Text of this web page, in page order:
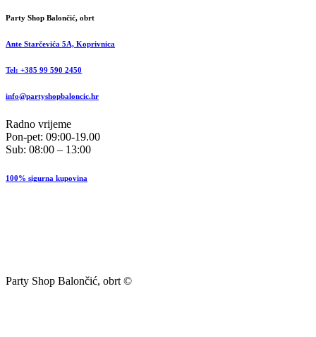
Party Shop Balončić, obrt
Ante Starčevića 5A, Koprivnica
Tel: +385 99 590 2450
info@partyshopbaloncic.hr
Radno vrijeme
Pon-pet: 09:00-19.00
Sub: 08:00 – 13:00
100% sigurna kupovina
Party Shop Balončić, obrt ©